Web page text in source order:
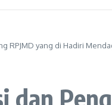
RPJMD yang di Hadiri